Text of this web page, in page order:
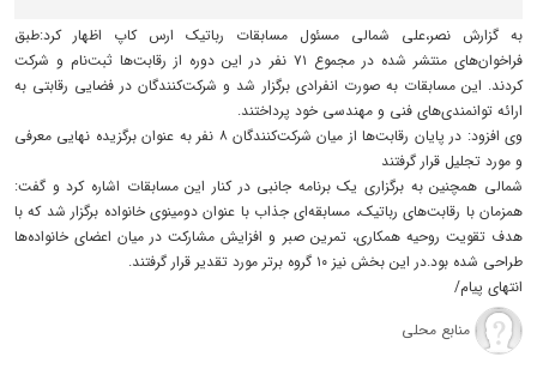
به گزارش نصر،علی شمالی مسئول مسابقات رباتیک ارس کاپ اظهار کرد:طبق
فراخوان‌های منتشر شده در مجموع ۷۱ نفر در این دوره از رقابت‌ها ثبت‌نام و شرکت
کردند. این مسابقات به‌ صورت انفرادی برگزار شد و شرکت‌کنندگان در فضایی رقابتی به
ارائه توانمندی‌های فنی و مهندسی خود پرداختند.
وی افزود: در پایان رقابت‌ها از میان شرکت‌کنندگان ۸ نفر به‌ عنوان برگزیده نهایی معرفی
و مورد تجلیل قرار گرفتند
شمالی همچنین به برگزاری یک برنامه جانبی در کنار این مسابقات اشاره کرد و گفت:
همزمان با رقابت‌های رباتیک، مسابقه‌ای جذاب با عنوان دومینوی خانواده برگزار شد که با
هدف تقویت روحیه همکاری، تمرین صبر و افزایش مشارکت در میان اعضای خانواده‌ها
طراحی شده بود.در این بخش نیز ۱۰ گروه برتر مورد تقدیر قرار گرفتند.
انتهای پیام/
منابع محلی